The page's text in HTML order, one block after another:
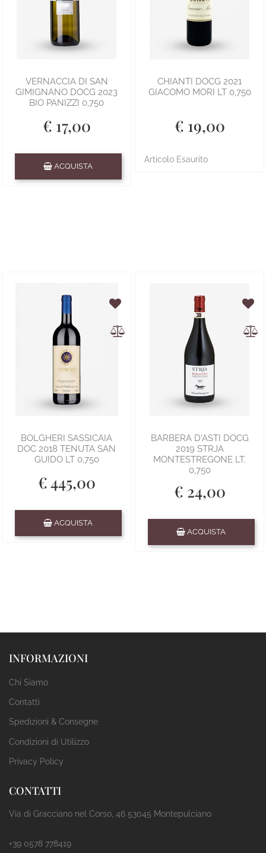
VERNACCIA DI SAN
GIMIGNANO DOCG 2023
BIO PANIZZI 0,750
€ 17,00
ACQUISTA
CHIANTI DOCG 2021
GIACOMO MORI LT 0,750
€ 19,00
Articolo Esaurito
BOLGHERI SASSICAIA
DOC 2018 TENUTA SAN
GUIDO LT 0,750
€ 445,00
ACQUISTA
BARBERA D'ASTI DOCG
2019 STRJA
MONTESTREGONE LT.
0,750
€ 24,00
ACQUISTA
INFORMAZIONI
Chi Siamo
Contatti
Spedizioni & Consegne
Condizioni di Utilizzo
Privacy Policy
CONTATTI
Via di Gracciano nel Corso, 46 53045 Montepulciano
+39 0578 778419